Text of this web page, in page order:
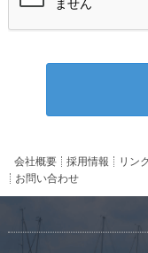
会社概要 採用情報 リンク
お問い合わせ